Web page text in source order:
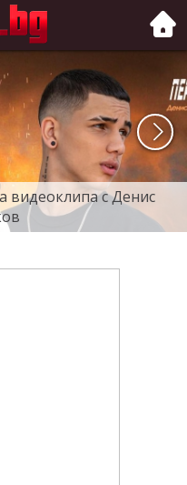
видеоклипа с Денис